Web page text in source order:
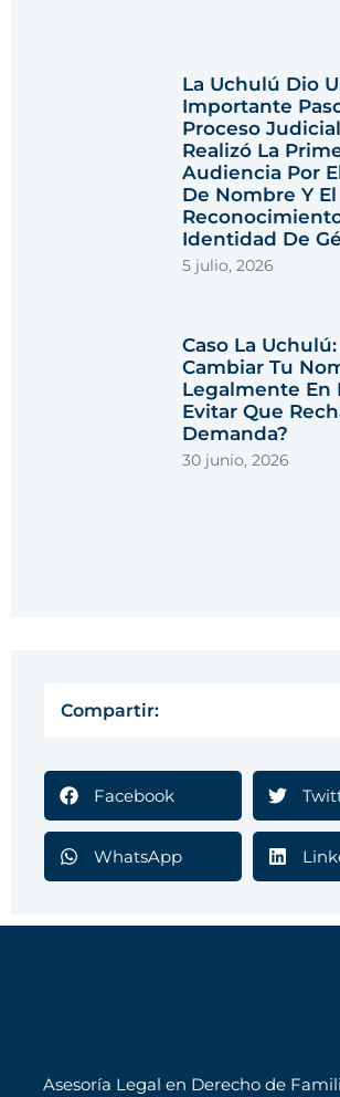
La Uchulú Dio
Importante
Proceso
Realizó La
Audiencia Por
De Nombre Y El
Identidad De
5 julio, 2026
Caso La
Cambiar Tu
Legalmente En
Evitar Que
Demanda?
30 junio, 2026
Compartir:
Facebook
WhatsApp
Asesoría Legal en Derecho de